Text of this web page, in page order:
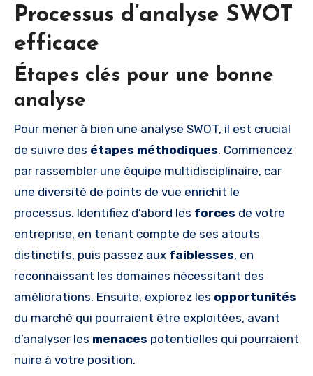
Processus d’analyse SWOT
efficace
Étapes clés pour une bonne
analyse
Pour mener à bien une analyse SWOT, il est crucial
de suivre des étapes méthodiques. Commencez
par rassembler une équipe multidisciplinaire, car
une diversité de points de vue enrichit le
processus. Identifiez d’abord les forces de votre
entreprise, en tenant compte de ses atouts
distinctifs, puis passez aux faiblesses, en
reconnaissant les domaines nécessitant des
améliorations. Ensuite, explorez les opportunités
du marché qui pourraient être exploitées, avant
d’analyser les menaces potentielles qui pourraient
nuire à votre position.